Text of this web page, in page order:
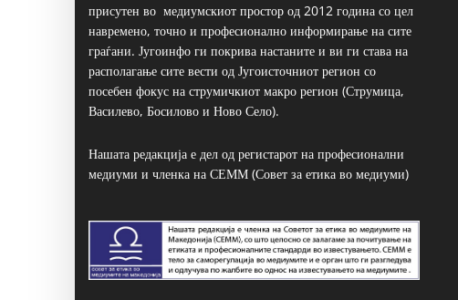
присутен во медиумскиот простор од 2012 година со цел
навремено, точно и професионално информирање на сите
граѓани. Југоинфо ги покрива настаните и ви ги става на
располагање сите вести од Југоисточниот регион со
посебен фокус на струмичкиот макро регион (Струмица,
Василево, Босилово и Ново Село).
Нашата редакција е дел од регистарот на професионални
медиуми и членка на СЕММ (Совет за етика во медиуми)